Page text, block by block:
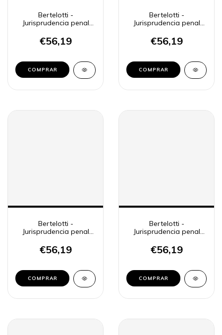
Bertelotti -
Jurisprudencia penal
€56,19
COMPRAR
Bertelotti -
Jurisprudencia penal
€56,19
COMPRAR
Bertelotti -
Jurisprudencia penal
€56,19
COMPRAR
Bertelotti -
Jurisprudencia penal
€56,19
COMPRAR